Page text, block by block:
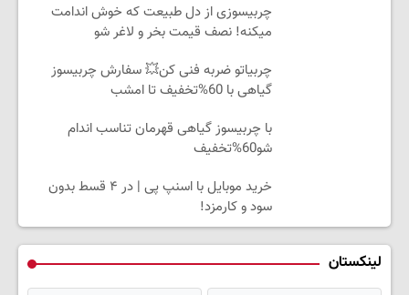
چربیسوزی از دل طبیعت که خوش اندامت
میکنه! نصف قیمت بخر و لاغر شو
چربیاتو ضربه فنی کن💥 سفارش چربیسوز
گیاهی با 60%تخفیف تا امشب
با چربیسوز گیاهی قهرمان تناسب اندام
شو60%تخفیف
خرید موبایل با اسنپ پی | در ۴ قسط بدون
سود و کارمزد!
لینکستان